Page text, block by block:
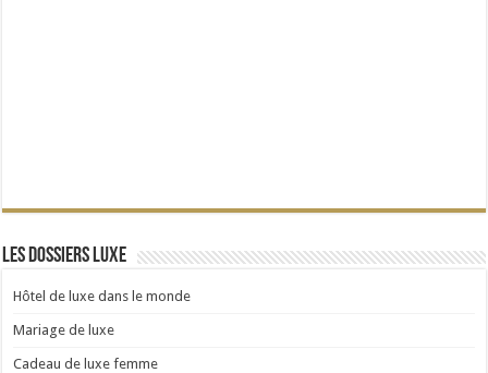
Les dossiers Luxe
Hôtel de luxe dans le monde
Mariage de luxe
Cadeau de luxe femme